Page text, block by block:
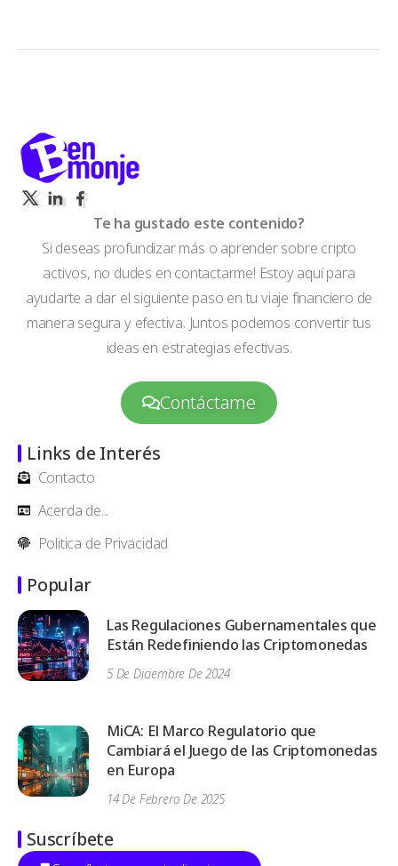
Te ha gustado este contenido?
Si deseas profundizar más o aprender sobre cripto
activos, no dudes en contactarme! Estoy aquí para
ayudarte a dar el siguiente paso en tu viaje financiero de
manera segura y efectiva. Juntos podemos convertir tus
ideas en estrategias efectivas.
Contáctame
Links de Interés
Contacto
Acerda de...
Politica de Privacidad
Popular
Las Regulaciones Gubernamentales que
Están Redefiniendo las Criptomonedas
5 De Diciembre De 2024
MiCA: El Marco Regulatorio que
Cambiará el Juego de las Criptomonedas
en Europa
14 De Febrero De 2025
Suscríbete